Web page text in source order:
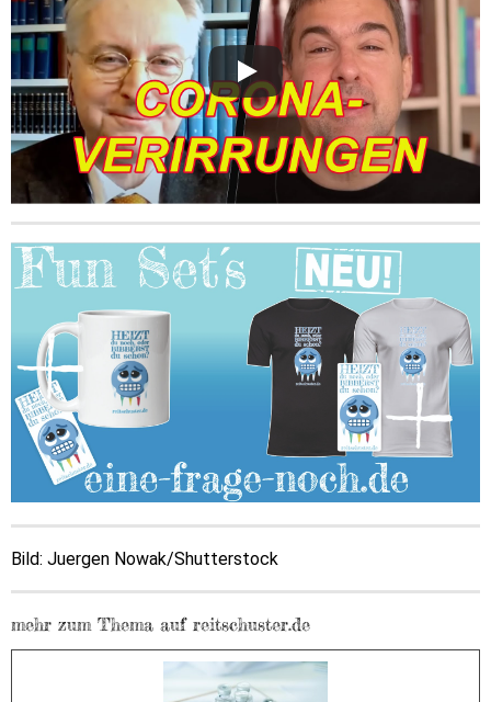
Bild: Juergen Nowak/Shutterstock
mehr zum Thema auf reitschuster.de